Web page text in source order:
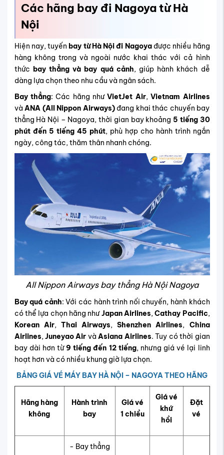
Các hãng bay đi Nagoya từ Hà
Nội
Hiện nay, tuyến bay từ Hà Nội đi Nagoyađược nhiều hãng
hàng không trong và ngoài nước khai thác với cả hình
thức bay thẳng và bay quá cảnh, giúp hành khách dễ
dàng lựa chọn theo nhu cầu và ngân sách.
Bay thẳng: Các hãng nhưVietJet Air,Vietnam Airlines
và ANA (All Nippon Airways)đang khai thác chuyến bay
thẳng Hà Nội – Nagoya, thời gian bay khoảng 5 tiếng 30
phút đến 5 tiếng 45 phút, phù hợp cho hành trình ngắn
ngày, công tác, thăm thân nhanh chóng.
All Nippon Airways bay thẳng Hà Nội Nagoya
Bay quá cảnh: Với các hành trình nối chuyến, hành khách
có thể lựa chọn hãng nhưJapan Airlines,Cathay Pacific,
Korean Air, Thai Airways,Shenzhen Airlines, China
Airlines,Juneyao Air vàAsiana Airlines. Tuy có thời gian
bay dài hơn từ9 tiếng đến 12 tiếng, nhưng giá vé lại linh
hoạt hơn và có nhiều khung giờ lựa chọn.
BẢNG GIÁ VÉ MÁY BAY HÀ NỘI – NAGOYA THEO HÃNG
Hãng hàng
không
Hành trình
bay
Giá vé
1 chiều
Giá vé
khứ
hồi
Đặt
vé
- Bay thẳng